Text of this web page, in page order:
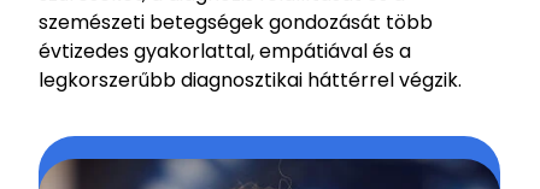
szemészeti betegségek gondozását több
évtizedes gyakorlattal, empátiával és a
legkorszerűbb diagnosztikai háttérrel végzik.